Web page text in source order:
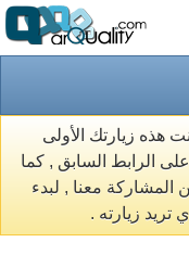
هذه زيارتك الأولى
الرابط السابق , كما
المشاركة معنا , لبدء
تريد زيارته .